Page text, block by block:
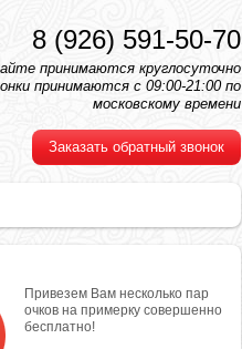
8 (926) 591-50-70
принимаются круглосуточно
принимаются с 09:00-21:00 по
московскому времени
Заказать обратный звонок
Привезем Вам несколько пар
очков на примерку совершенно
бесплатно!